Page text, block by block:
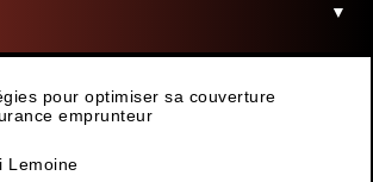
pour optimiser sa couverture
emprunteur
Lemoine